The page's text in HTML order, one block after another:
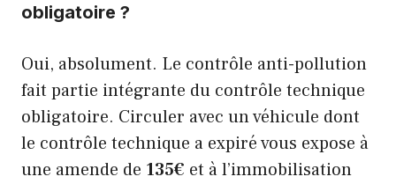
obligatoire ?
Oui, absolument. Le contrôle anti-pollution
fait partie intégrante du contrôle technique
obligatoire. Circuler avec un véhicule dont
le contrôle technique a expiré vous expose à
une amende de 135€ et à l’immobilisation